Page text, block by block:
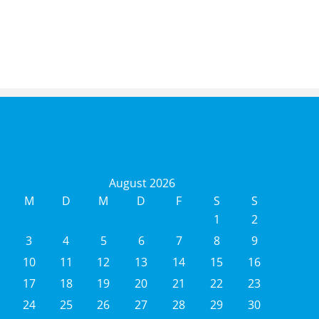
August 2026
M
D M D F S
S
1
2
3
4 5 6 7 8
9
10
11 12 13 14 15
16
17
18 19 20 21 22
23
24
25 26 27 28 29
30